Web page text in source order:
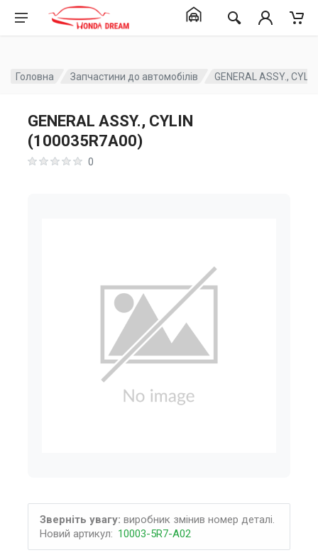
Головна Запчастини до автомобілів GENERAL ASSY.,
GENERAL ASSY., CYLIN
(100035R7A00)
0
Зверніть увагу: виробник змінив номер деталі.
Новий артикул: 10003-5R7-A02